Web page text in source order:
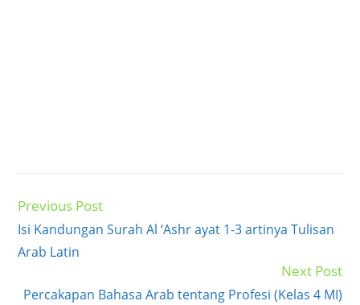
Read
articles
Previous Post
Isi Kandungan Surah Al ‘Ashr ayat 1-3 artinya Tulisan
Arab Latin
Next Post
Percakapan Bahasa Arab tentang Profesi (Kelas 4 MI)